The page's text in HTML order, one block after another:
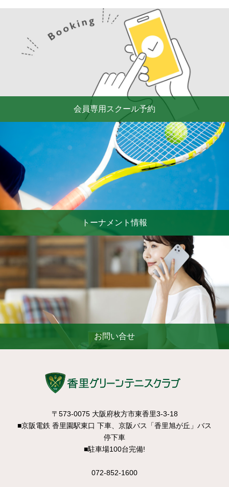
会員専用スクール予約
トーナメント情報
お問い合せ
〒573-0075 大阪府枚方市東香里3-3-18
■京阪電鉄 香里園駅東口 下車、京阪バス「香里旭が丘」バス
停下車
■駐車場100台完備!
072-852-1600